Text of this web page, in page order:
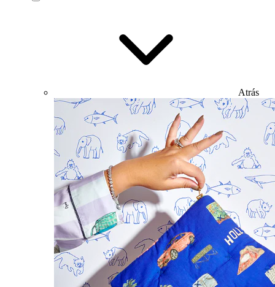
Atrás